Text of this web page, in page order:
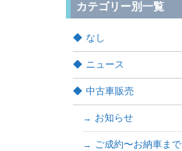
カテゴリー別一覧
なし
ニュース
中古車販売
お知らせ
ご成約〜お納車まで